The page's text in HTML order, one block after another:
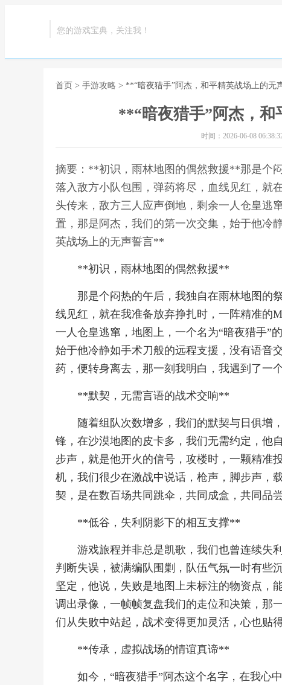
您的游戏宝典，关注我！
首页 > 手游攻略 > **“暗夜猎手”阿杰，和平精英战场上的无
**“暗夜猎手”阿杰，
时间：2026-06-08
摘要：**初识，雨林地图的偶然救援**那是个
落入敌方小队包围，弹药将尽，血线见红，就
头传来，敌方三人应声倒地，剩余一人仓皇逃
置，那是阿杰，我们的第一次交集，始于他冷
英战场上的无声誓言**
**初识，雨林地图的偶然救援**
那是个闷热的午后，我独自在雨林地图的
线见红，就在我准备放弃挣扎时，一阵精准的
一人仓皇逃窜，地图上，一个名为“暗夜猎手”
始于他冷静如手术刀般的远程支援，没有语音
药，便转身离去，那一刻我明白，我遇到了一
**默契，无需言语的战术交响**
随着组队次数增多，我们的默契与日俱增
锋，在沙漠地图的皮卡多，我们无需约定，他
步声，就是他开火的信号，攻楼时，一颗精准
机，我们很少在激战中说话，枪声，脚步声，
契，是在数百场共同跳伞，共同成盒，共同品
**低谷，失利阴影下的相互支撑**
游戏旅程并非总是凯歌，我们也曾连续失
判断失误，被满编队围剿，队伍气氛一时有些
坚定，他说，失败是地图上未标注的物资点，
调出录像，一帧帧复盘我们的走位和决策，那
们从失败中站起，战术变得更加灵活，心也贴得
**传承，虚拟战场的情谊真谛**
如今，“暗夜猎手”阿杰这个名字，在我心